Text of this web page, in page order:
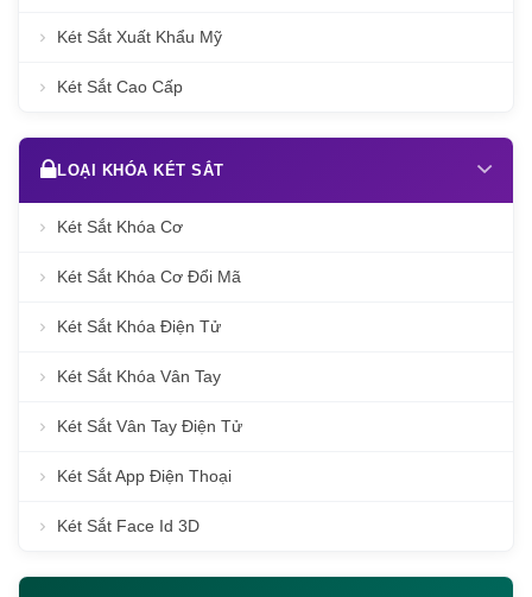
Két Sắt Xuất Khẩu Mỹ
Két Sắt Cao Cấp
LOẠI KHÓA KÉT SẮT
Két Sắt Khóa Cơ
Két Sắt Khóa Cơ Đổi Mã
Két Sắt Khóa Điện Tử
Két Sắt Khóa Vân Tay
Két Sắt Vân Tay Điện Tử
Két Sắt App Điện Thoại
Két Sắt Face Id 3D